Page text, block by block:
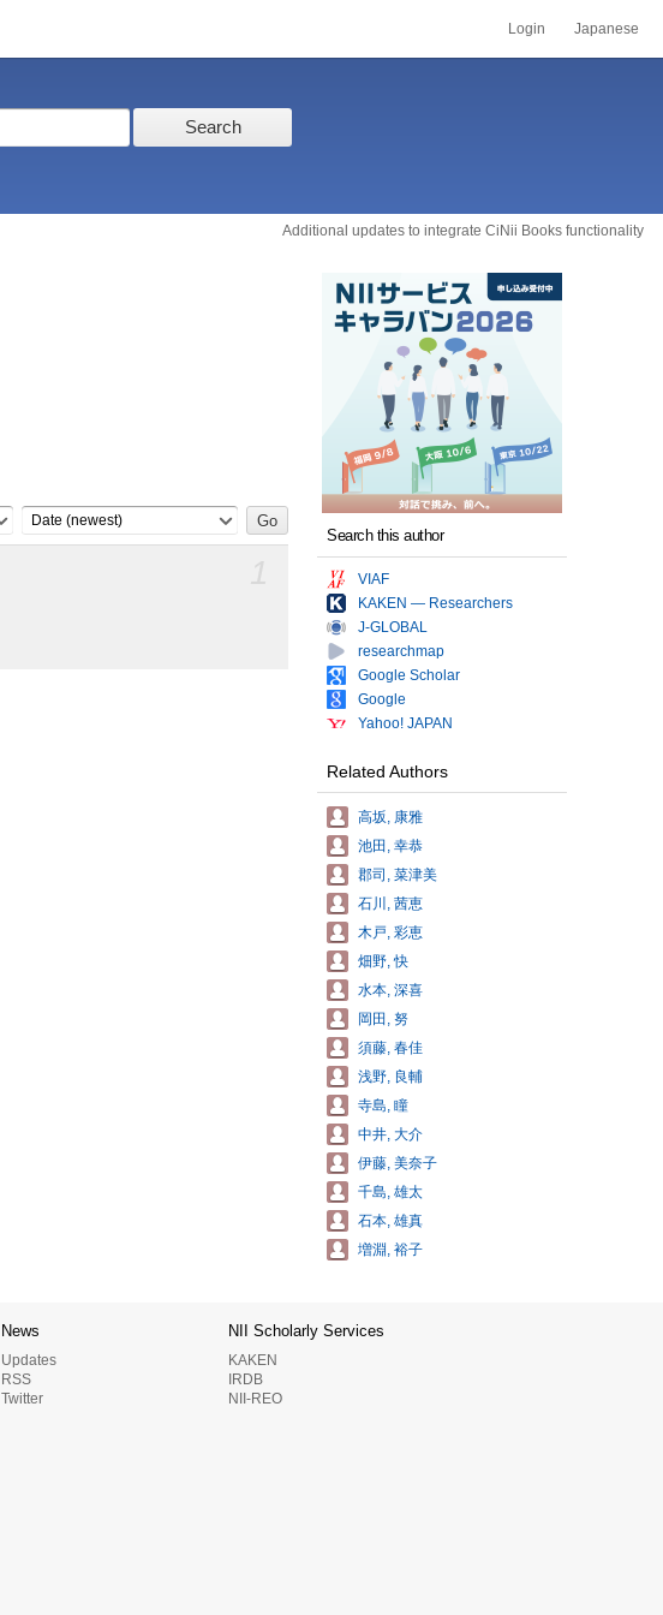
Login Japanese
Search
Additional updates to integrate CiNii Books functionality
Date (newest)
Search this author
VIAF
KAKEN — Researchers
J-GLOBAL
researchmap
Google Scholar
Google
Yahoo! JAPAN
Related Authors
高坂, 康雅
池田, 幸恭
郡司, 菜津美
石川, 茜恵
木戸, 彩恵
畑野, 快
水本, 深喜
岡田, 努
須藤, 春佳
浅野, 良輔
寺島, 瞳
中井, 大介
伊藤, 美奈子
千島, 雄太
石本, 雄真
増淵, 裕子
News
Updates
RSS
Twitter
NII Scholarly Services
KAKEN
IRDB
NII-REO